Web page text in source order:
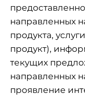
направленных
продукта,
продукт),
текущих
направленных
проявление